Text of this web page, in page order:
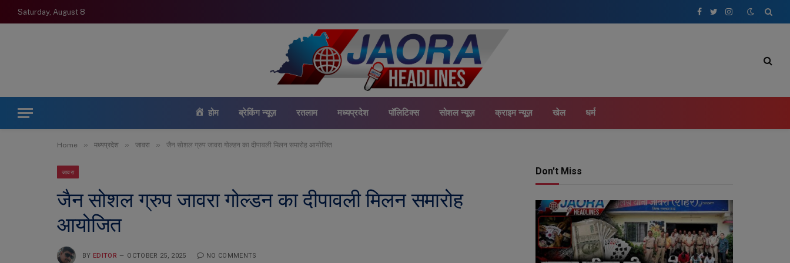
Saturday, August 8
Facebook
TwitterInstagram
होम ब्रेकिंग न्यूज़ रतलाम मध्यप्रदेश पॉलिटिक्स सोशल न्यूज़ क्राइम न्यूज़ खेल धर्म
Home » मध्यप्रदेश » जावरा » जैन सोशल ग्रुप जावरा गोल्डन का दीपावली मिलन समारोह आयोजित
जावरा
जैन सोशल ग्रुप जावरा गोल्डन का दीपावली मिलन समारोह
आयोजित
BY EDITOR OCTOBER 25, 2025 NO COMMENTS
Don't Miss